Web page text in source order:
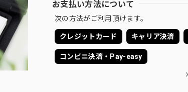
お支払い方法について
次の方法がご利用頂けます。
クレジットカード キャリア決済
コンビニ決済・Pay-easy